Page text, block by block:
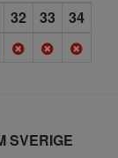
32 33
34
SVERIGE